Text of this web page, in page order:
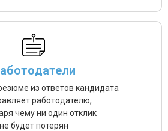
из ответов кандидата
работодателю,
чему ни один отклик
не будет потерян